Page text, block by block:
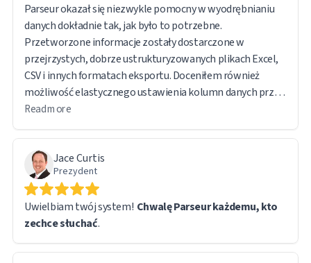
Parseur okazał się niezwykle pomocny w wyodrębnianiu
danych dokładnie tak, jak było to potrzebne.
Przetworzone informacje zostały dostarczone w
przejrzystych, dobrze ustrukturyzowanych plikach Excel,
CSV i innych formatach eksportu. Doceniłem również
możliwość elastycznego ustawienia kolumn danych przed
eksportem.
Oprogramowanie jest intuicyjne i przyjazne dla
użytkownika. Kolejną funkcją, którą uznałem za
szczególnie przydatną, jest to, że oryginalny plik
pozostaje dostępny poprzez bezpośredni link URL w
wyeksportowanym raporcie, co ułatwia dostęp do
dokumentów źródłowych w razie potrzeby.
Read more
Jace Curtis
Prezydent
Uwielbiam twój system! Chwalę Parseur każdemu, kto
zechce słuchać.